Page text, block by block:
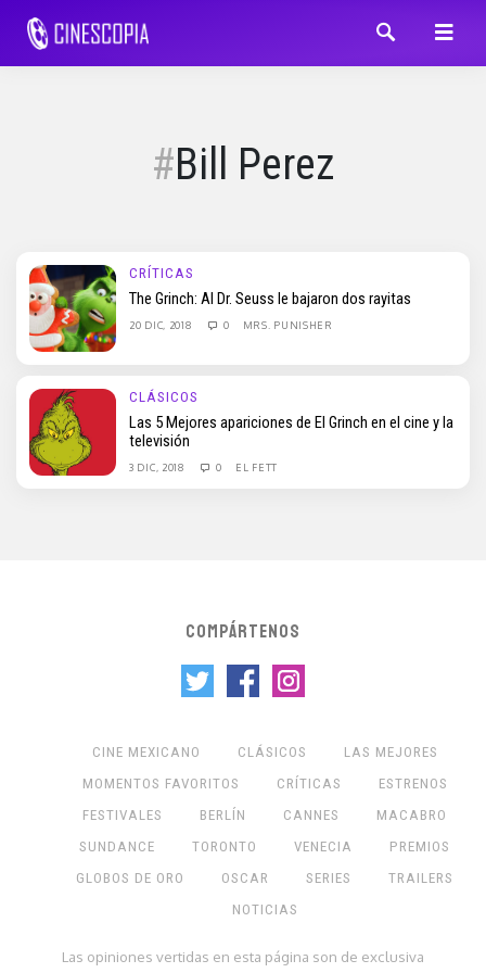
Bill Perez
CRÍTICAS
The Grinch: Al Dr. Seuss le bajaron dos rayitas
20 DIC, 2018 0 MRS. PUNISHER
CLÁSICOS
Las 5 Mejores apariciones de El Grinch en el cine y la
televisión
3 DIC, 2018 0 EL FETT
COMPÁRTENOS
CINE MEXICANO CLÁSICOS
LAS MEJORES
MOMENTOS FAVORITOS
CRÍTICAS
ESTRENOS
FESTIVALES
BERLÍN CANNES
MACABRO
SUNDANCE
TORONTO VENECIA
PREMIOS
GLOBOS DE ORO
OSCAR SERIES
TRAILERS
NOTICIAS
Las opiniones vertidas en esta página son de exclusiva